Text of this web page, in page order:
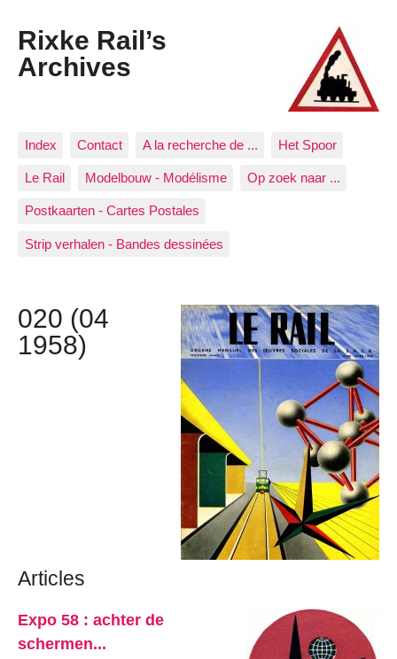
Rixke Rail’s
Archives
Index Contact A la recherche de ... Het Spoor
Le Rail Modelbouw - Modélisme Op zoek naar ...
Postkaarten - Cartes Postales
Strip verhalen - Bandes dessinées
020 (04
1958)
Articles
Expo 58 : achter de
schermen...